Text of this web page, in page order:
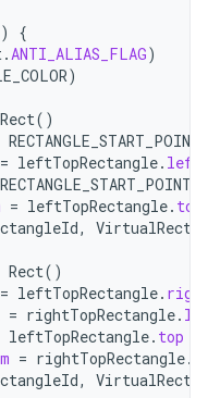
{
.ANTI_ALIAS_FLAG)
)
Rect()
= leftTopRectangle. left
= leftTopRectangle. top
, VirtualRect
Rect()
= leftTopRectangle.
= rightTopRectangle.
leftTopRectangle. top
= rightTopRectangle.
, VirtualRect